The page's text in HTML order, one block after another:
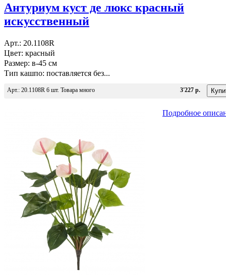
Антуриум куст де люкс красный
искусственный
Арт.: 20.1108R
Цвет: красный
Размер: в-45 см
Тип кашпо: поставляется без...
Арт.: 20.1108R 6 шт. Товара много 3'227 р.
Подробное